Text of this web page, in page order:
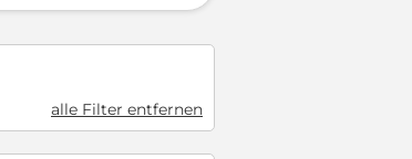
alle Filter entfernen